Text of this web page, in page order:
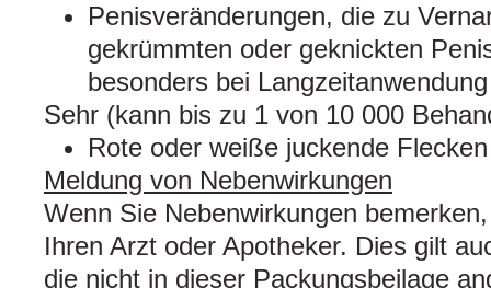
Penisveränderungen, die zu
gekrümmten oder geknickten
besonders bei
Sehr (kann bis zu 1 von 10 000
Rote oder weiße juckende
Meldung von Nebenwirkungen
Wenn Sie Nebenwirkungen
Ihren Arzt oder Apotheker. Dies gilt
die nicht in dieser Packungsbeilage